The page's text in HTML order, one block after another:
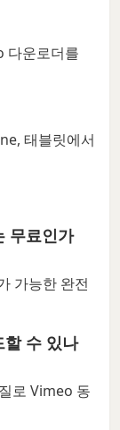
다운로더를
태블릿에서
무료인가
가능한 완전
수 있나
로 Vimeo 동